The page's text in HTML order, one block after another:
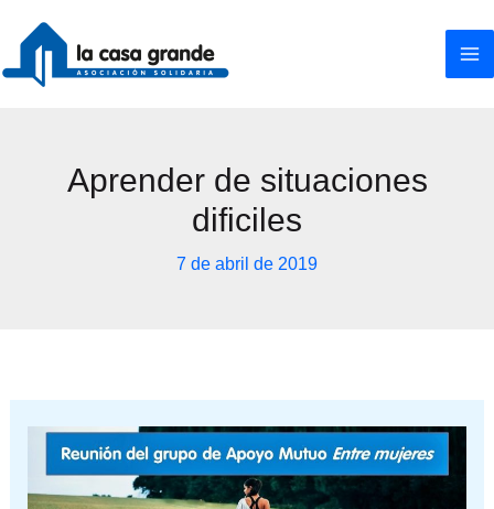
contenido
Aprender de situaciones
dificiles
7 de abril de 2019